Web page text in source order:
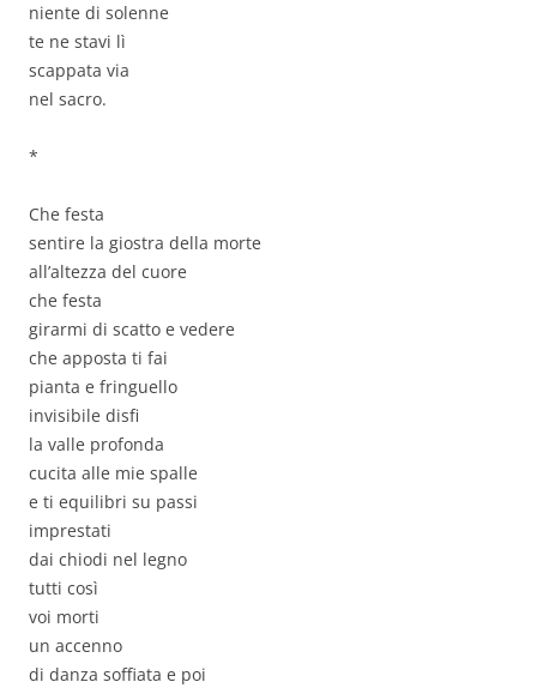
niente di solenne
te ne stavi lì
scappata via
nel sacro.
*
Che festa
sentire la giostra della morte
all’altezza del cuore
che festa
girarmi di scatto e vedere
che apposta ti fai
pianta e fringuello
invisibile disfi
la valle profonda
cucita alle mie spalle
e ti equilibri su passi
imprestati
dai chiodi nel legno
tutti così
voi morti
un accenno
di danza soffiata e poi